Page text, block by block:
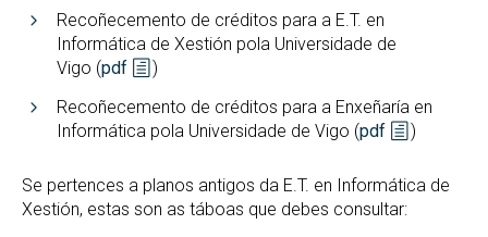
Recoñecemento de créditos para a E.T. en
Informática de Xestión pola Universidade de
Vigo (pdf
)
Recoñecemento de créditos para a Enxeñaría en
Informática pola Universidade de Vigo (pdf )
Se pertences a planos antigos da E.T. en Informática de
Xestión, estas son as táboas que debes consultar: